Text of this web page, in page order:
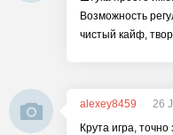
Возможность
чистый кайф,
alexey8459
26
Крута игра,